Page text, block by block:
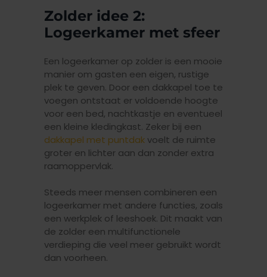
Zolder idee 2:
Logeerkamer met sfeer
Een logeerkamer op zolder is een mooie
manier om gasten een eigen, rustige
plek te geven. Door een dakkapel toe te
voegen ontstaat er voldoende hoogte
voor een bed, nachtkastje en eventueel
een kleine kledingkast. Zeker bij een
dakkapel met puntdak voelt de ruimte
groter en lichter aan dan zonder extra
raamoppervlak.
Steeds meer mensen combineren een
logeerkamer met andere functies, zoals
een werkplek of leeshoek. Dit maakt van
de zolder een multifunctionele
verdieping die veel meer gebruikt wordt
dan voorheen.